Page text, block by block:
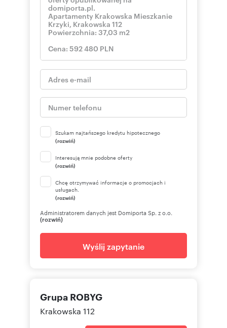
Szukam najtańszego kredytu hipotecznego
(rozwiń)
Interesują mnie podobne oferty
(rozwiń)
Chcę otrzymywać informacje o promocjach i
usługach.
(rozwiń)
Administratorem danych jest Domiporta Sp. z o.o.
(rozwiń)
Wyślij zapytanie
Grupa ROBYG
Krakowska 112